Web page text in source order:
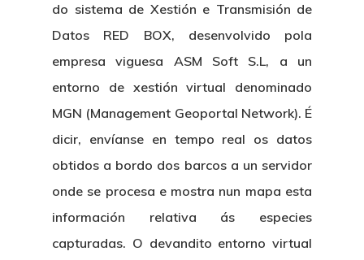
do sistema de Xestión e Transmisión de
Datos RED BOX, desenvolvido pola
empresa viguesa ASM Soft S.L, a un
entorno de xestión virtual denominado
MGN (Management Geoportal Network). É
dicir, envíanse en tempo real os datos
obtidos a bordo dos barcos a un servidor
onde se procesa e mostra nun mapa esta
información relativa ás especies
capturadas. O devandito entorno virtual